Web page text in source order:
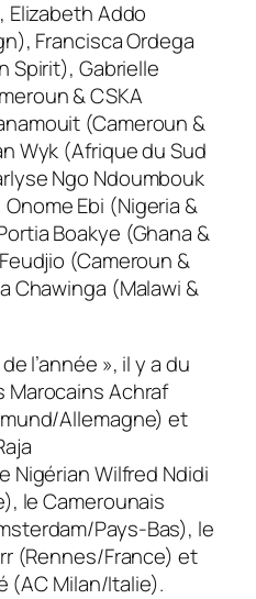
Elizabeth Addo
Francisca Ordega
Spirit), Gabrielle
& CSKA
(Cameroun &
Wyk (Afrique du Sud
Ngo Ndoumbouk
Ebi (Nigeria &
Boakye (Ghana &
(Cameroun &
Chawinga (Malawi &
l’année », il y a du
Marocains Achraf
Allemagne) et
Nigérian Wilfred Ndidi
le Camerounais
Pays-Bas), le
(Rennes/France) et
(AC Milan/Italie).